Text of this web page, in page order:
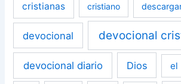
cristianas cristiano
devocional devocional
devocional diario Dios el